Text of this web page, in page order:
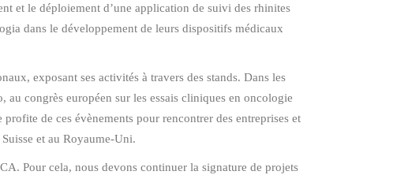
et le déploiement d’une application de suivi des rhinites
dans le développement de leurs dispositifs médicaux
exposant ses activités à travers des stands. Dans les
congrès européen sur les essais cliniques en oncologie
de ces évènements pour rencontrer des entreprises et
et au Royaume-Uni.
Pour cela, nous devons continuer la signature de projets